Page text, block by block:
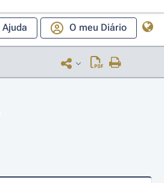
Ajuda O meu Diário